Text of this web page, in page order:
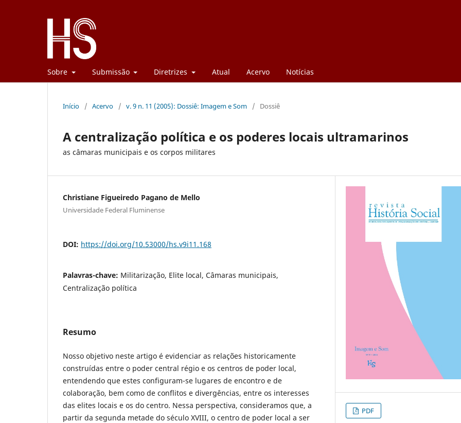
Sobre Submissão Diretrizes Atual Acervo Notícias
Início / Acervo / v. 9 n. 11 (2005): Dossiê: Imagem e Som / Dossiê
A centralização política e os poderes locais ultramarinos
as câmaras municipais e os corpos militares
Christiane Figueiredo Pagano de Mello
Universidade Federal Fluminense
DOI: https://doi.org/10.53000/hs.v9i11.168
Palavras-chave: Militarização, Elite local, Câmaras municipais,
Centralização política
Resumo
Nosso objetivo neste artigo é evidenciar as relações historicamente
construídas entre o poder central régio e os centros de poder local,
entendendo que estes configuram-se lugares de encontro e de
colaboração, bem como de conflitos e divergências, entre os interesses
das elites locais e os do centro. Nessa perspectiva, consideramos que, a
partir da segunda metade do século XVIII, o centro de poder local a ser
PDF